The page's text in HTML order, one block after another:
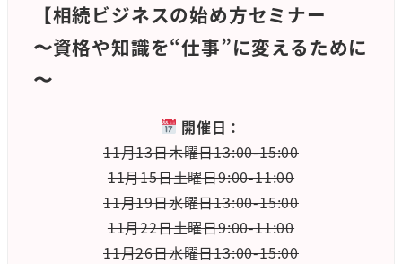
【相続ビジネスの始め方セミナー
〜資格や知識を“仕事”に変えるために
〜
開催日：
11月13日木曜日13:00-15:00
11月15日土曜日9:00-11:00
11月19日水曜日13:00-15:00
11月22日土曜日9:00-11:00
11月26日水曜日13:00-15:00